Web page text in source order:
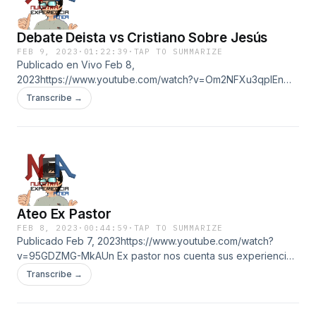
Debate Deista vs Cristiano Sobre Jesús
FEB 9, 2023 · 01:22:39 · TAP TO SUMMARIZE
Publicado en Vivo Feb 8,
2023https://www.youtube.com/watch?v=Om2NFXu3qpIEn
esta ocasión un Deista y un Cristiano deciden conversar
sobre la historicidad de Jesús Cristo y si éste mismo tiene
Transcribe →
Ateo Ex Pastor
FEB 8, 2023 · 00:44:59 · TAP TO SUMMARIZE
Publicado Feb 7, 2023https://www.youtube.com/watch?
v=95GDZMG-MkAUn Ex pastor nos cuenta sus experiencias
y parte de su camino, de terminar en el lado no creyente de
la fuerza.
Transcribe →